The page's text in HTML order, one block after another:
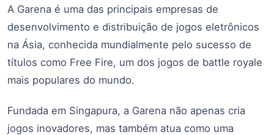
A Garena é uma das principais empresas de
desenvolvimento e distribuição de jogos eletrônicos
na Ásia, conhecida mundialmente pelo sucesso de
títulos como Free Fire, um dos jogos de battle royale
mais populares do mundo.
Fundada em Singapura, a Garena não apenas cria
jogos inovadores, mas também atua como uma